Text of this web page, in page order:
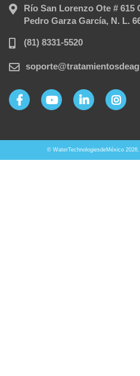
Río San Lorenzo Ote # 615
Pedro Garza García, N. L.
(81) 8331-5520
© WaterTechnologiesdeMéxico